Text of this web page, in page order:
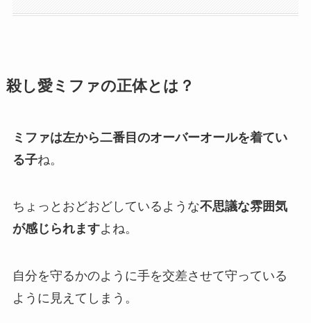
殺し愛ミファの正体とは？
ミファは左から二番目のオーバーオールを着てい
る子ね。
ちょっとおどおどしているような不思議な雰囲気
が感じられますよね。
自分を守るかのように手を交差させて守っている
ように見えてしまう。